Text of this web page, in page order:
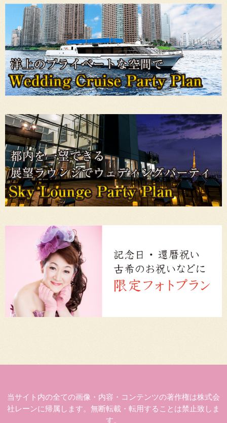
当サイト内の全ての画像・内容・コンテンツの著作権は株式会
社レーンに帰属します。無断転載・転用することは禁止致しま
す。